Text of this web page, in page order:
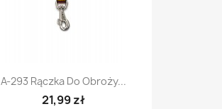
A-293 Rączka Do Obroży...
21,99 zł